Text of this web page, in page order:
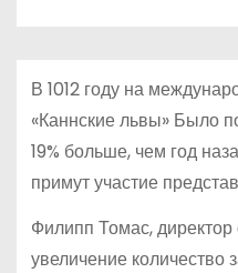
В 1012 году на
«Каннские львы» Было
19% больше, чем год
примут участие
Филипп Томас, директор
увеличение количество